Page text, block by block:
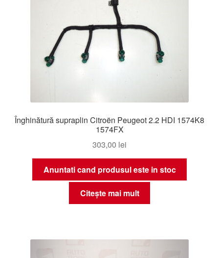
Înghinătură supraplin Citroën Peugeot 2.2 HDI 1574K8
1574FX
303,00 lei
Anuntati cand produsul este in stoc
Citește mai mult